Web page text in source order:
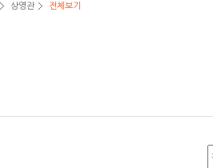
상영관 전체보기